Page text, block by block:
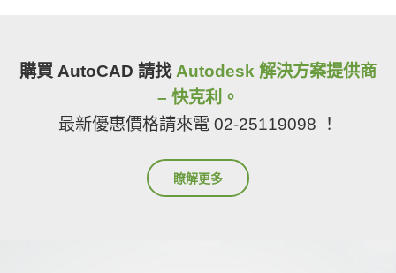
購買 AutoCAD 請找 Autodesk 解決方案提供商
– 快克利。
最新優惠價格請來電 02-25119098 ！
瞭解更多